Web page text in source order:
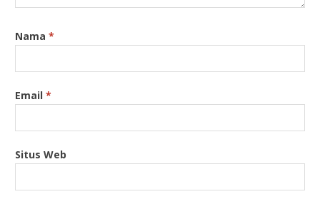
Nama*
Email*
Situs Web